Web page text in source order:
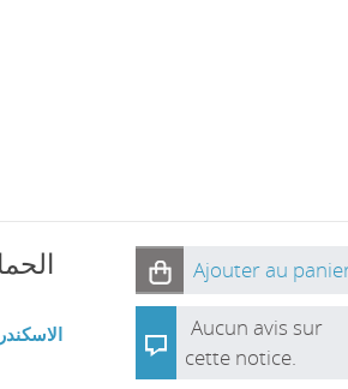
Ajouter au
Aucun avis sur
cette notice.